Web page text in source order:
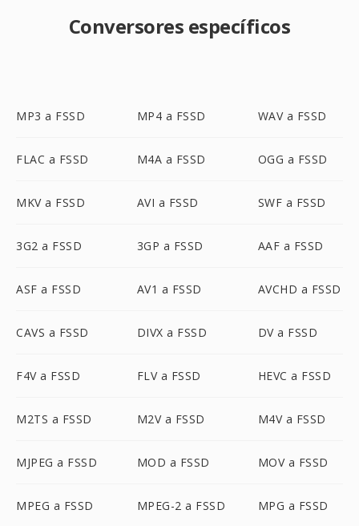
Conversores específicos
MP3 a FSSD MP4 a FSSD WAV a FSSD
FLAC a FSSD M4A a FSSD OGG a FSSD
MKV a FSSD AVI a FSSD SWF a FSSD
3G2 a FSSD 3GP a FSSD AAF a FSSD
ASF a FSSD AV1 a FSSD AVCHD a FSSD
CAVS a FSSD DIVX a FSSD DV a FSSD
F4V a FSSD FLV a FSSD HEVC a FSSD
M2TS a FSSD M2V a FSSD M4V a FSSD
MJPEG a FSSD MOD a FSSD MOV a FSSD
MPEG a FSSD MPEG-2 a FSSD MPG a FSSD